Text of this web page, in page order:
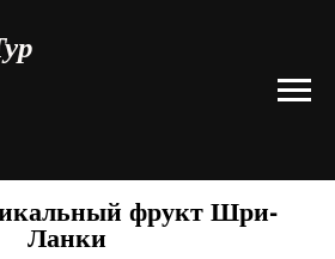
фрукт Шри-
Ланки